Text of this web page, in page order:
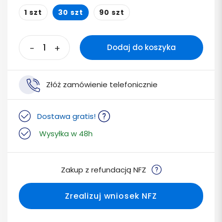
1 szt 30 szt 90 szt
- + Dodaj do koszyka
Złóż zamówienie telefonicznie
Dostawa gratis!
Wysyłka w 48h
Zakup z refundacją NFZ
Zrealizuj wniosek NFZ